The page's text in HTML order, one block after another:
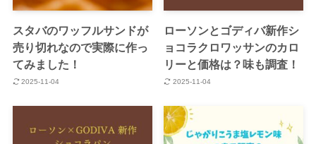
スタバのワッフルサンドが
売り切れなので実際に作っ
てみました！
2025-11-04
ローソンとゴディバ新作シ
ョコラクロワッサンのカロ
リーと価格は？味も調査！
2025-11-04